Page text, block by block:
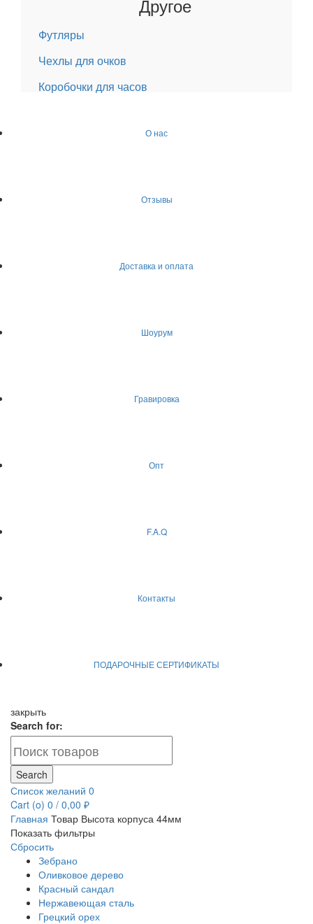
Другое
Футляры
Чехлы для очков
Коробочки для часов
О нас
Отзывы
Доставка и оплата
Шоурум
Гравировка
Опт
F.A.Q
Контакты
ПОДАРОЧНЫЕ СЕРТИФИКАТЫ
закрыть
Search for:
Search
Список желаний 0
Cart (o) 0 / 0,00 ₽
Главная Товар Высота корпуса 44мм
Показать фильтры
Сбросить
Зебрано
Оливковое дерево
Красный сандал
Нержавеющая сталь
Грецкий орех